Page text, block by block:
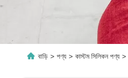
বাড়ি > পণ্য > কাস্টম সিলিকন পণ্য >